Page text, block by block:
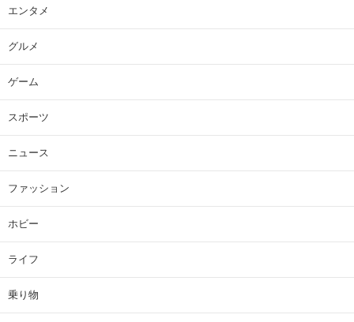
エンタメ
グルメ
ゲーム
スポーツ
ニュース
ファッション
ホビー
ライフ
乗り物